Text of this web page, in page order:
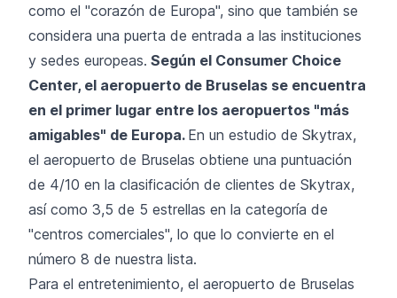
como el "corazón de Europa", sino que también se
considera una puerta de entrada a las instituciones
y sedes europeas. Según el Consumer Choice
Center, el aeropuerto de Bruselas se encuentra
en el primer lugar entre los aeropuertos "más
amigables" de Europa. En un estudio de Skytrax,
el aeropuerto de Bruselas obtiene una puntuación
de 4/10 en la clasificación de clientes de Skytrax,
así como 3,5 de 5 estrellas en la categoría de
"centros comerciales", lo que lo convierte en el
número 8 de nuestra lista.
Para el entretenimiento, el aeropuerto de Bruselas